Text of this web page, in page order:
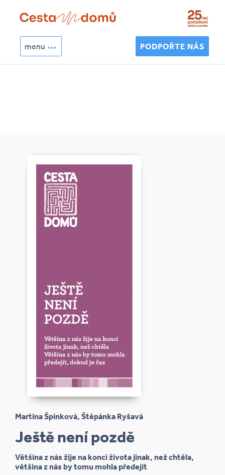
Přejít k hlavnímu obsahu
menu PODPOŘTE NÁS
Martina Špinková, Štěpánka Ryšavá
Ještě není pozdě
Většina z nás žije na konci života jinak, než chtěla,
většina z nás by tomu mohla předejít